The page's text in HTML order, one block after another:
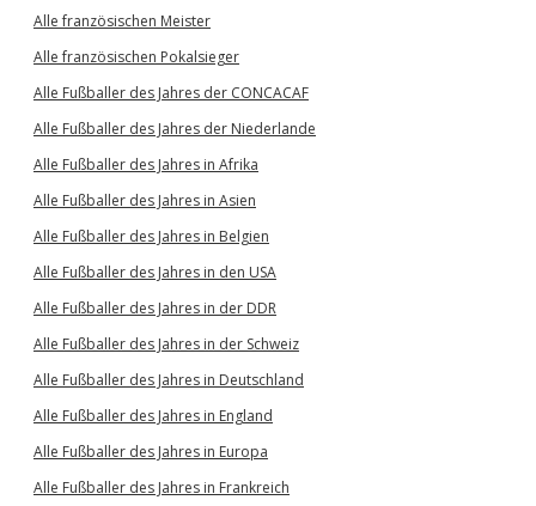
Alle französischen Meister
Alle französischen Pokalsieger
Alle Fußballer des Jahres der CONCACAF
Alle Fußballer des Jahres der Niederlande
Alle Fußballer des Jahres in Afrika
Alle Fußballer des Jahres in Asien
Alle Fußballer des Jahres in Belgien
Alle Fußballer des Jahres in den USA
Alle Fußballer des Jahres in der DDR
Alle Fußballer des Jahres in der Schweiz
Alle Fußballer des Jahres in Deutschland
Alle Fußballer des Jahres in England
Alle Fußballer des Jahres in Europa
Alle Fußballer des Jahres in Frankreich